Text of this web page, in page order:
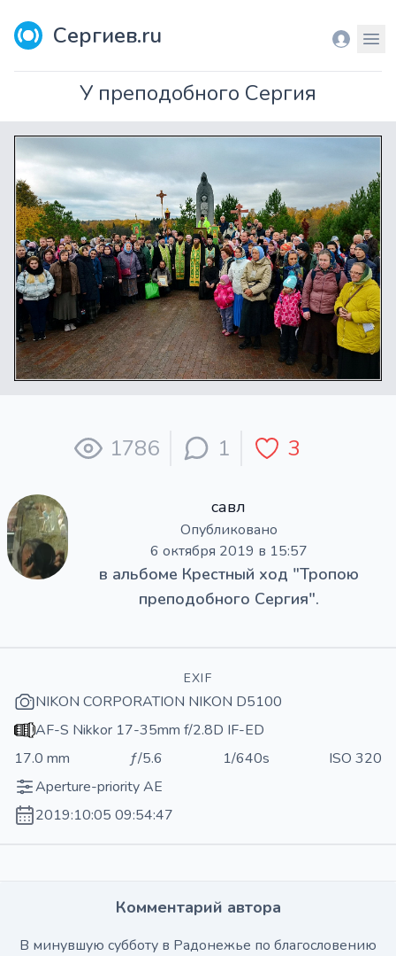
Сергиев.ru Вход
У преподобного Сергия
1786 1 3
савл
Опубликовано
6 октября 2019 в 15:57
в альбоме Крестный ход "Тропою
преподобного Сергия".
EXIF
NIKON CORPORATION NIKON D5100
AF-S Nikkor 17-35mm f/2.8D IF-ED
17.0 mm
ƒ/5.6 1/640s
ISO 320
Aperture-priority AE
2019:10:05 09:54:47
Комментарий автора
В минувшую субботу в Радонежье по благословению